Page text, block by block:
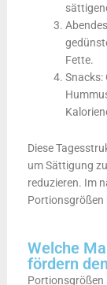
Fette.
Snacks:
Diese
um Sättigung
reduzieren. Im
Portionsgrößen
Welche
fördern
Portionsgrößen